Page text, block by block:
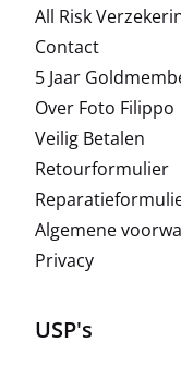
All Risk
Contact
5 Jaar
Over Foto Filippo
Veilig Betalen
Retourformulier
Algemene
Privacy
USP's